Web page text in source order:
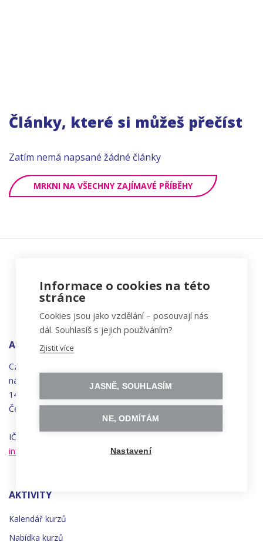
Články, které si můžeš přečíst
Zatím nemá napsané žádné články
MRKNI NA VŠECHNY ZAJÍMAVÉ PŘÍBĚHY
ADRESA
Czechitas, z.ú.
náměstí
Synků 1748/17
140 00 Praha 4 - Nusle
Česká republika
IČO 22834958 | DIČ CZ22834958
info@czechitas.cz
AKTIVITY
Kalendář kurzů
Nabídka kurzů
Informace o cookies na této
stránce
Cookies jsou jako vzdělání – posouvají nás
dál. Souhlasíš s jejich používáním?
Zjistit více
JASNĚ, SOUHLASÍM
NE, ODMÍTÁM
Nastavení